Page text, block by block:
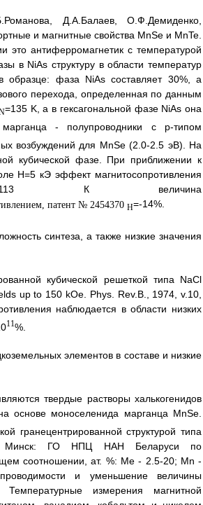
Д.А.Балаев, О.Ф.Демиденко,
и магнитные свойства MnSe и MnTe.
это антиферромагнетик с температурой
в NiAs структуру в области температур
фаза NiAs составляет 30%, а
перехода, определенная по данным
=135 K, а в гексагональной фазе NiAs она
- полупроводники с р-типом
возбуждений для MnSe (2.0-2.5 эВ). На
кубической фазе. При приближении к
Н=5 кЭ эффект магнитосопротивления
К величина
Н=-14%.
синтеза, а также низкие значения
кубической решеткой типа NaCl
up to 150 kOe. Phys. Rev.B., 1974, v.10,
наблюдается в области низких
11%.
элементов в составе и низкие
твердые растворы халькогенидов
основе моноселенида марганца MnSe.
гранецентрированной структурой типа
Минск: ГО НПЦ НАН Беларуси по
соотношении, ат. %: Me - 2.5-20; Mn -
и уменьшение величины
измерения магнитной